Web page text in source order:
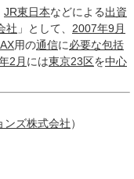
JR東日本などによる出資
社 」として、 2007年9月
用の通信に必要な包括
2月 には東京23区を中心
ンズ株式会社）